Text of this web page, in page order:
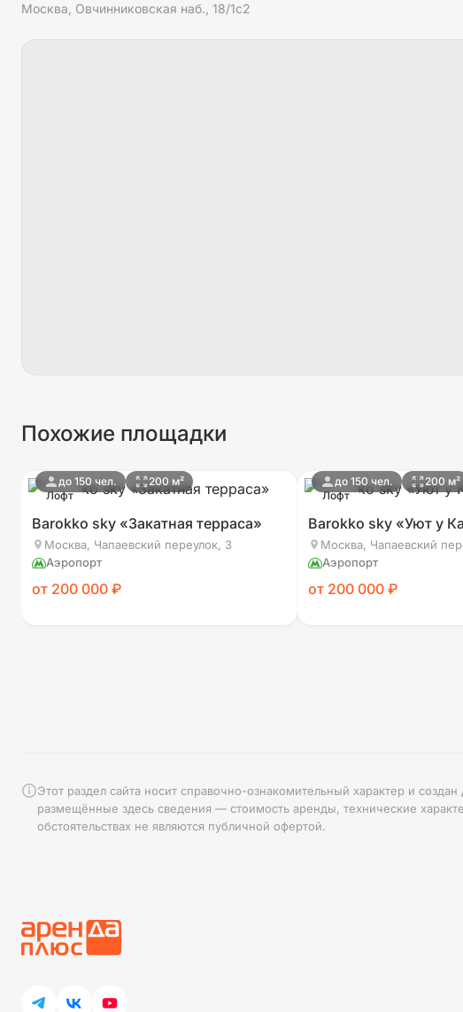
Москва, Овчинниковская наб., 18/1с2
Похожие площадки
Лофт
до 150 чел. 200 м²
Barokko sky «Закатная терраса»
Москва, Чапаевский переулок, 3
Аэропорт
от 200 000 ₽
Лофт
до 150 чел. 200 м²
Barokko sky «Уют у
Москва, Чапаевский
Аэропорт
от 200 000 ₽
Этот раздел сайта носит справочно-ознакомительный характер и
размещённые здесь сведения — стоимость аренды, технические
обстоятельствах не являются публичной офертой.